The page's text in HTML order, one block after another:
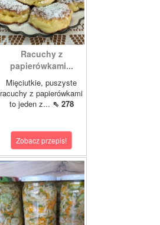
Racuchy z
papierówkami...
Mięciutkie, puszyste
racuchy z papierówkami
to jeden z... ⇖ 278
Zobacz przepis!